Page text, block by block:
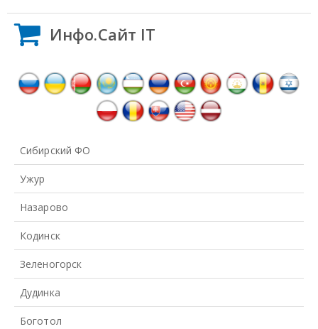
Инфо.Сайт IT
Сибирский ФО
Ужур
Назарово
Кодинск
Зеленогорск
Дудинка
Боготол